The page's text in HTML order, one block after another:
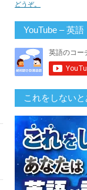
どうぞ。
YouTube – 英
これをしない